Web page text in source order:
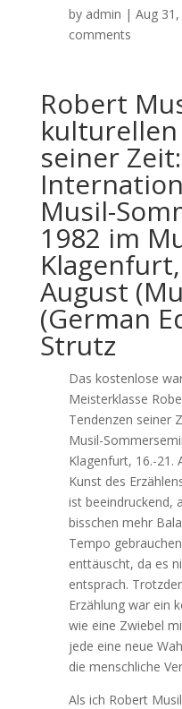
by admin | Aug
comments
Robert
seiner Zeit:
Musil-
1982 im
August
(German
Strutz
Das kostenlose
Meisterklasse
Tendenzen seiner
Musil-
Klagenfurt, 16.-21.
Kunst des
ist beeindruckend,
bisschen mehr
Tempo
enttäuscht, da es
entsprach.
Erzählung war ein
wie eine Zwiebel
jede eine neue
die menschliche
Als ich Robert